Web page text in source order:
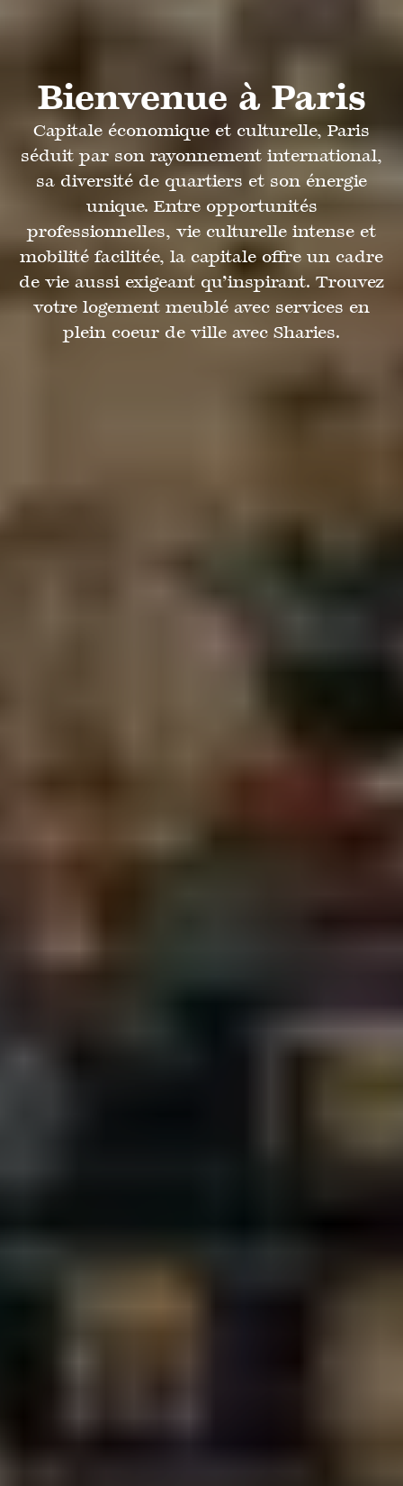
Bienvenue à Paris
Capitale économique et culturelle, Paris
séduit par son rayonnement international,
sa diversité de quartiers et son énergie
unique. Entre opportunités
professionnelles, vie culturelle intense et
mobilité facilitée, la capitale offre un cadre
de vie aussi exigeant qu’inspirant. Trouvez
votre logement meublé avec services en
plein coeur de ville avec Sharies.